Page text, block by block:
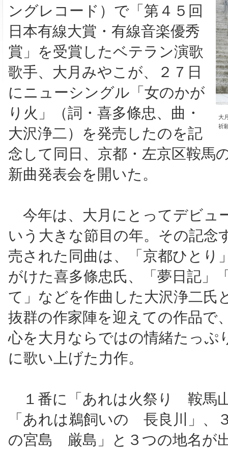
大
祈
ングレコード）で「第４５回
日本有線大賞・有線音楽優秀
賞」を受賞したベテラン演歌
歌手、大月みやこが、２７日
にニューシングル「女のかが
り火」（詞・喜多條忠、曲・
大沢浄二）を発売したのを記
念して同日、京都・左京区鞍馬
新曲発表会を開いた。
今年は、大月にとってデビュ
いう大きな節目の年。その記念
売された同曲は、「京都ひとり
がけた喜多條忠氏、「夢日記」
て」などを作曲した大沢浄二氏
抜群の作家陣を迎えての作品で
心を大月ならではの情緒たっぷ
に歌い上げた力作。
１番に「あれは火祭り 鞍馬
「あれは鵜飼いの 長良川」、
の宮島 厳島」と３つの地名が